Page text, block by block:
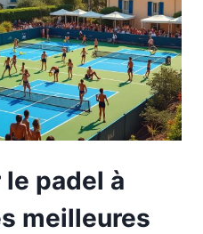
padel à
meilleures